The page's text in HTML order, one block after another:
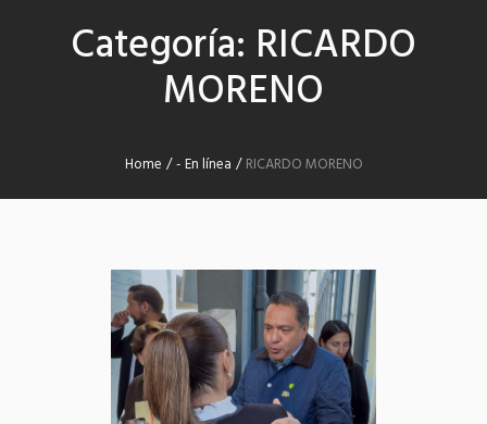
Categoría: RICARDO
MORENO
Home /- En línea /RICARDO MORENO